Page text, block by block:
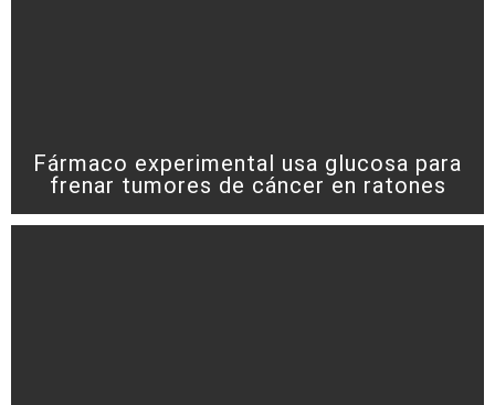
Fármaco experimental usa glucosa para
frenar tumores de cáncer en ratones